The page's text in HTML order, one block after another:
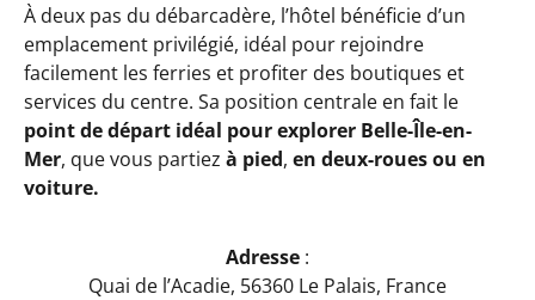
À deux pas du débarcadère, l’hôtel bénéficie d’un
emplacement privilégié, idéal pour rejoindre
facilement les ferries et profiter des boutiques et
services du centre. Sa position centrale en fait le
point de départ idéal pour explorer Belle-Île-en-
Mer, que vous partiez à pied, en deux-roues ou en
voiture.
Adresse :
Quai de l’Acadie, 56360 Le Palais, France